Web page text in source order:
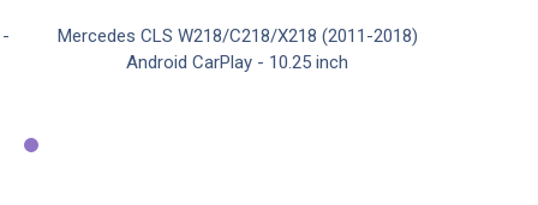
Mercedes CLS W218/C218/X218 (2011-2018)
Android CarPlay - 10.25 inch